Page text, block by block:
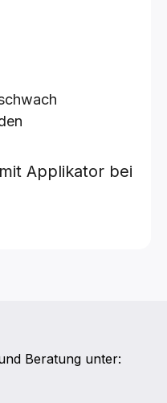
Applikator bei
Beratung unter: